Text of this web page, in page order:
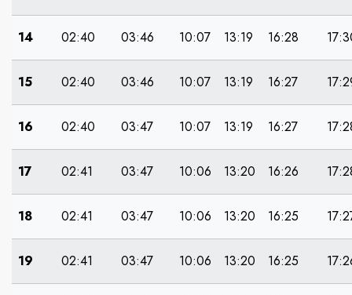
14 02:40 03:46 10:07 13:19 16:28
15 02:40 03:46 10:07 13:19 16:27
16 02:40 03:47 10:07 13:19 16:27
17 02:41 03:47 10:06 13:20 16:26
18 02:41 03:47 10:06 13:20 16:25
19 02:41 03:47 10:06 13:20 16:25